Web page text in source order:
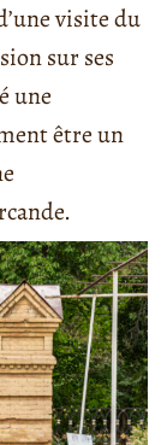
visite du
sur ses
une
être un